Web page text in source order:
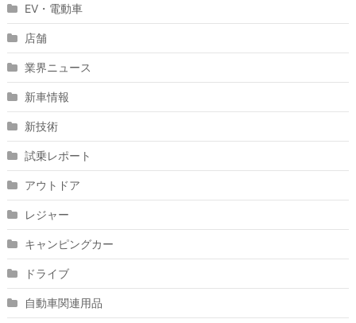
EV・電動車
店舗
業界ニュース
新車情報
新技術
試乗レポート
アウトドア
レジャー
キャンピングカー
ドライブ
自動車関連用品